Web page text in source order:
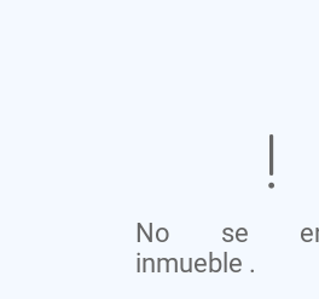
No se
inmueble .